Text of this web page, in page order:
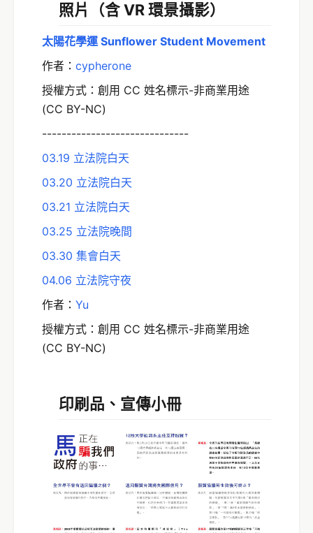
照片（含 VR環景攝影）
太陽花學運 Sunflower Student Movement
作者： cypherone
授權方式：創用 CC 姓名標示-非商業用途
(CC BY-NC)
------------------------------
03.19 立法院白天
03.20 立法院白天
03.21 立法院白天
03.25 立法院晚間
03.30 集會白天
04.06 立法院守夜
作者： Yu
授權方式：創用 CC 姓名標示-非商業用途
(CC BY-NC)
印刷品、宣傳小冊